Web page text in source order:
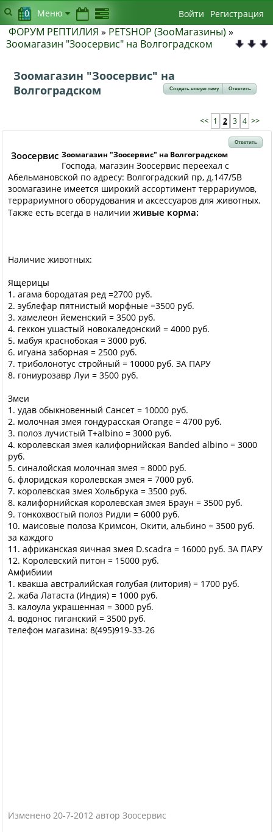
ФОРУМ РЕПТИЛИЯ » PETSHOP (ЗооМагазины) »
Зоомагазин "Зоосервис" на Волгоградском
Зоомагазин "Зоосервис" на
Волгоградском
Создать новую тему Ответить
<< 1 2 3 4 >>
Ответить
Зоосервис Зоомагазин "Зоосервис" на Волгоградском
Господа, магазин Зоосервис переехал с
Абельмановской по адресу: Волгоградский пр, д.147/5В
зоомагазине имеется широкий ассортимент террариумов,
террариумного оборудования и аксессуаров для животных.
Также есть всегда в наличии живые корма:
Наличие животных:
Ящерицы
1. агама бородатая ред =2700 руб.
2. эублефар пятнистый морфные =3500 руб.
3. хамелеон йеменский = 3500 руб.
4. геккон ушастый новокаледонский = 4000 руб.
5. мабуя краснобокая = 3000 руб.
6. игуана заборная = 2500 руб.
7. триболонотус стройный = 10000 руб. ЗА ПАРУ
8. гониурозавр Луи = 3500 руб.
Змеи
1. удав обыкновенный Сансет = 10000 руб.
2. молочная змея гондурасская Orange = 4700 руб.
3. полоз лучистый T+albino = 3000 руб.
4. королевская змея калифорнийская Banded albino = 3000
руб.
5. синалойская молочная змея = 8000 руб.
6. флоридская королевская змея = 7000 руб.
7. королевская змея Хольбрука = 3500 руб.
8. калифорнийская королевская змея Браун = 3500 руб.
9. тонкохвостый полоз Ридли = 6000 руб.
10. маисовые полоза Кримсон, Окити, альбино = 3500 руб.
за каждого
11. африканская яичная змея D.scadra = 16000 руб. ЗА ПАРУ
12. Королевский питон = 15000 руб.
Амфибиии
1. квакша австралийская голубая (литория) = 1700 руб.
2. жаба Латаста (Индия) = 1000 руб.
3. калоула украшенная = 3000 руб.
4. водонос гиганский = 3500 руб.
телефон магазина: 8(495)919-33-26
Изменено 20-7-2012 автор Зоосервис
0 Меню Войти Регистрация